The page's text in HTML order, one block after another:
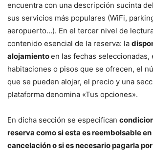
encuentra con una descripción sucinta
sus servicios más populares (WiFi,
aeropuerto…). En el tercer nivel de
contenido esencial de la reserva: la
alojamientoen las fechas seleccionadas,
habitaciones o pisos que se ofrecen, el
que se pueden alojar, el precio y una
plataforma denomina «Tus opciones».
En dicha sección se especifican
reserva como si esta es reembolsable
cancelación o si es necesario pagarla